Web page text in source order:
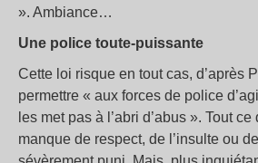
». Ambiance…
Une police toute-puissante
Cette loi risque en tout cas, d’après
permettre « aux forces de police
les met pas à l’abri d’abus ». Tout
manque de respect, de l’insulte ou